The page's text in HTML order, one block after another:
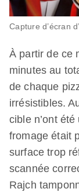
Capture d’écran
À partir de ce
minutes au
de chaque
irrésistibles.
cible n’ont
fromage était
surface trop
scannée
Rajch